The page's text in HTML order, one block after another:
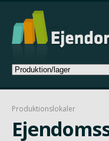
Produktionslokaler